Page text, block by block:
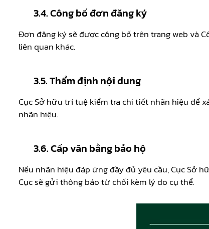
3.4. Công bố đơn đăng ký
Đơn đăng ký sẽ được công bố trên trang web và
liên quan khác.
3.5. Thẩm định nội dung
Cục Sở hữu trí tuệ kiểm tra chi tiết nhãn hiệu để
nhãn hiệu.
3.6. Cấp văn bằng bảo hộ
Nếu nhãn hiệu đáp ứng đầy đủ yêu cầu, Cục Sở
Cục sẽ gửi thông báo từ chối kèm lý do cụ thể.